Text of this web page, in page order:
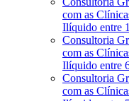
com as
Ilíquido entre
Consultoria
com as
Ilíquido entre
Consultoria
com as